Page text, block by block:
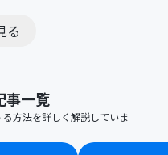
る
事一覧
方法を詳しく解説していま